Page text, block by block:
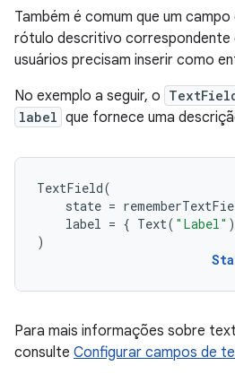
Também é comum que um
rótulo descritivo correspondente
usuários precisam inserir como
No exemplo a seguir, o
label que fornece uma
TextField(
state =
label = { Text( "Label" )
)
Para mais informações sobre
consulte Configurar campos de